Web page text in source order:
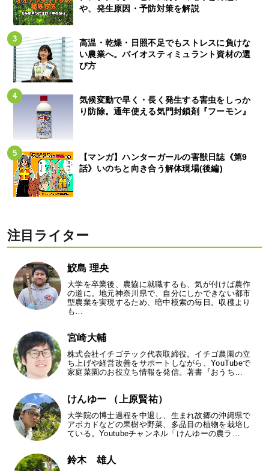
や、発生原因・予防対策を解説
高温・乾燥・日照不足でもストレスに負けな
い農業へ。バイオスティミュラント資材の選
び方
気候変動で早く・長く発生する害虫をしっか
り防除。通年使える気門封鎖剤『フーモン』
【マンガ】ハンターガールの害獣日誌《第9
話》いのちと向き合う解体現場(後編)
注目ライター
鮫島 理央
大学を卒業後、農協に就職するも、気が付けば農作
の道に。地元神奈川県で、自分にしかできない都市
型農業を実現するため、暗中模索の毎日。収穫より
も…
宮崎大輔
株式会社イチゴテック代表取締役。イチゴ農園の立
ち上げや経営改善をサポートしながら、YouTubeで
家庭菜園のお役立ち情報を発信。著書『おうち…
けんゆー （上原賢祐）
大学院の博士過程を中退し、生まれ故郷の沖縄県で
アボカドなどの果樹や野菜、多品目の植物を栽培し
ている。Youtubeチャンネル「けんゆーの農ラ…
鈴木 雄人